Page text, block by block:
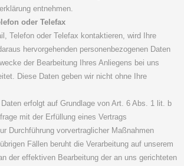
entnehmen.
oder Telefax
Telefon oder Telefax kontaktieren, wird Ihre
hervorgehenden personenbezogenen Daten
der Bearbeitung Ihres Anliegens bei uns
Diese Daten geben wir nicht ohne Ihre
erfolgt auf Grundlage von Art. 6 Abs. 1 lit. b
mit der Erfüllung eines Vertrags
Durchführung vorvertraglicher Maßnahmen
Fällen beruht die Verarbeitung auf unserem
der effektiven Bearbeitung der an uns gerichteten